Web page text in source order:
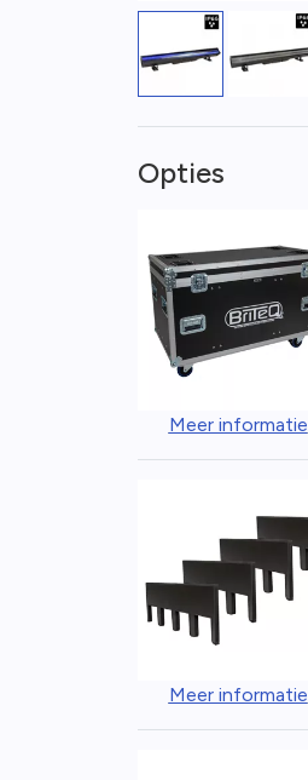
Opties
Meer informatie
Meer informatie